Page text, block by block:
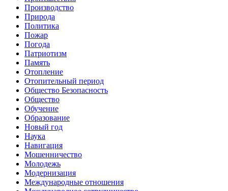
Производство
Природа
Политика
Пожар
Погода
Патриотизм
Память
Отопление
Отопительный период
Общество Безопасность
Общество
Обучение
Образование
Новый год
Наука
Навигация
Мошенничество
Молодежь
Модернизация
Международные отношения